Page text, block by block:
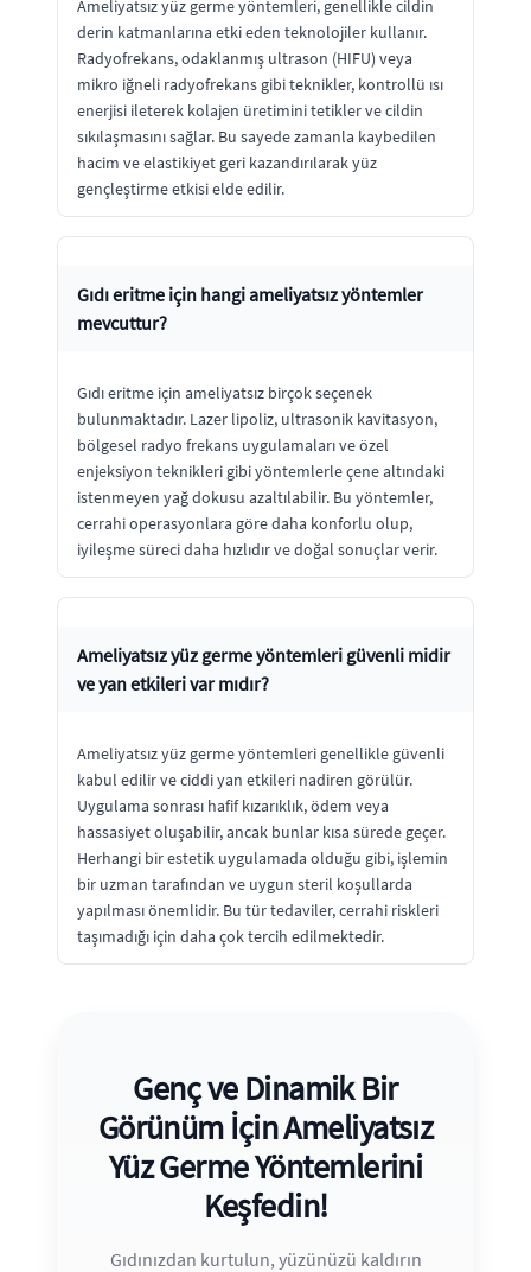
Ameliyatsız yüz germe yöntemleri, genellikle cildin
derin katmanlarına etki eden teknolojiler kullanır.
Radyofrekans, odaklanmış ultrason (HIFU) veya
mikro iğneli radyofrekans gibi teknikler, kontrollü ısı
enerjisi ileterek kolajen üretimini tetikler ve cildin
sıkılaşmasını sağlar. Bu sayede zamanla kaybedilen
hacim ve elastikiyet geri kazandırılarak yüz
gençleştirme etkisi elde edilir.
Gıdı eritme için hangi ameliyatsız yöntemler
mevcuttur?
Gıdı eritme için ameliyatsız birçok seçenek
bulunmaktadır. Lazer lipoliz, ultrasonik kavitasyon,
bölgesel radyo frekans uygulamaları ve özel
enjeksiyon teknikleri gibi yöntemlerle çene altındaki
istenmeyen yağ dokusu azaltılabilir. Bu yöntemler,
cerrahi operasyonlara göre daha konforlu olup,
iyileşme süreci daha hızlıdır ve doğal sonuçlar verir.
Ameliyatsız yüz germe yöntemleri güvenli midir
ve yan etkileri var mıdır?
Ameliyatsız yüz germe yöntemleri genellikle güvenli
kabul edilir ve ciddi yan etkileri nadiren görülür.
Uygulama sonrası hafif kızarıklık, ödem veya
hassasiyet oluşabilir, ancak bunlar kısa sürede geçer.
Herhangi bir estetik uygulamada olduğu gibi, işlemin
bir uzman tarafından ve uygun steril koşullarda
yapılması önemlidir. Bu tür tedaviler, cerrahi riskleri
taşımadığı için daha çok tercih edilmektedir.
Genç ve Dinamik Bir
Görünüm İçin Ameliyatsız
Yüz Germe Yöntemlerini
Keşfedin!
Gıdınızdan kurtulun, yüzünüzü kaldırın